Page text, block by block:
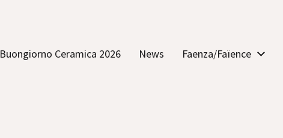
Buongiorno Ceramica 2026 News Faenza/Faïence